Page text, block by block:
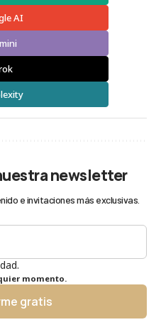
AI
newsletter
e invitaciones más exclusivas.
momento.
gratis